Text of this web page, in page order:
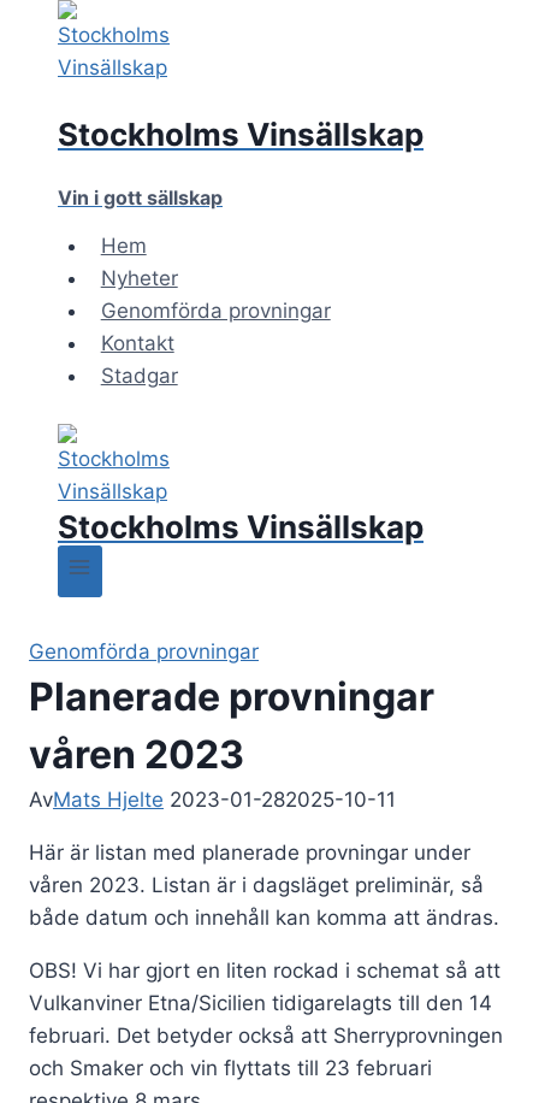
content
Stockholms Vinsällskap
Vin i gott sällskap
Hem
Nyheter
Genomförda provningar
Kontakt
Stadgar
Stockholms Vinsällskap
Genomförda provningar
Planerade provningar
våren 2023
AvMats Hjelte 2023-01-282025-10-11
Här är listan med planerade provningar under
våren 2023. Listan är i dagsläget preliminär, så
både datum och innehåll kan komma att ändras.
OBS! Vi har gjort en liten rockad i schemat så att
Vulkanviner Etna/Sicilien tidigarelagts till den 14
februari. Det betyder också att Sherryprovningen
och Smaker och vin flyttats till 23 februari